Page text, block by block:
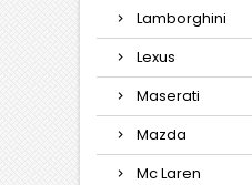
Lamborghini
Lexus
Maserati
Mazda
Mc Laren